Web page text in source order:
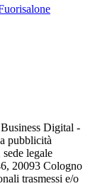
Digital -
pubblicità
legale
20093 Cologno
trasmessi e/o